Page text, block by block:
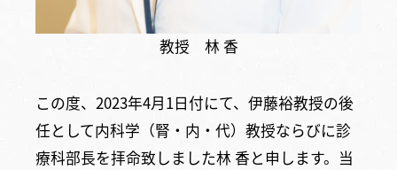
教授 林 香
この度、2023年4月1日付にて、伊藤裕教授の後
任として内科学（腎・内・代）教授ならびに診
療科部長を拝命致しました林 香と申します。当